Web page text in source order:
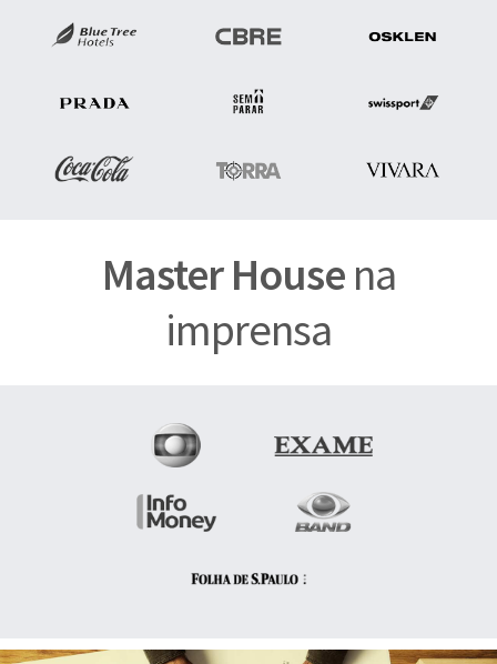
Master Housena
imprensa